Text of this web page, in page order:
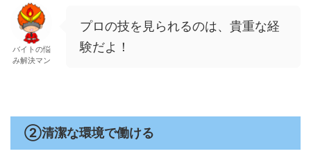
バイトの悩
み解決マン
プロの技を見られるのは、貴重な経
験だよ！
②清潔な環境で働ける